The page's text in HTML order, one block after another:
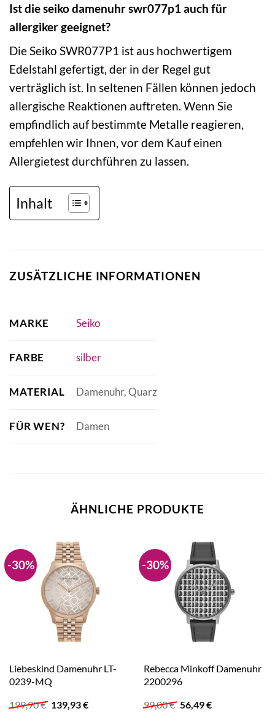
Ist die seiko damenuhr swr077p1 auch für
allergiker geeignet?
Die Seiko SWR077P1 ist aus hochwertigem
Edelstahl gefertigt, der in der Regel gut
verträglich ist. In seltenen Fällen können jedoch
allergische Reaktionen auftreten. Wenn Sie
empfindlich auf bestimmte Metalle reagieren,
empfehlen wir Ihnen, vor dem Kauf einen
Allergietest durchführen zu lassen.
Inhalt
ZUSÄTZLICHE INFORMATIONEN
MARKE Seiko
FARBE silber
MATERIAL Damenuhr, Quarz
FÜR WEN? Damen
ÄHNLICHE PRODUKTE
-30%
Liebeskind Damenuhr LT-
0239-MQ
199,90€ Ursprünglicher
Preis
139,93€Aktueller
-30%
Rebecca Minkoff Damenuhr
2200296
99,00€ Ursprünglicher
Preis
56,49€Aktueller